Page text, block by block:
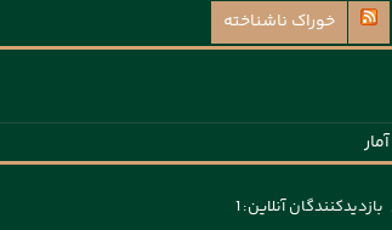
خوراک ناشناخته
آمار
بازدیدکنندگان آنلاین:1